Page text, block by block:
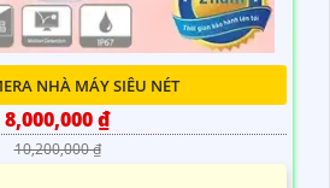
NHÀ MÁY SIÊU NÉT
8,000,000 ₫
10,200,000 ₫